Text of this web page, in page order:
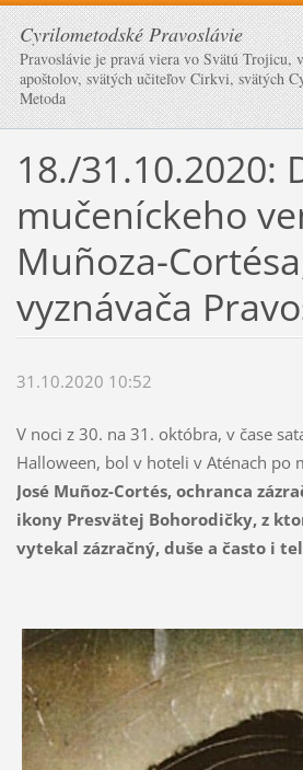
Cyrilometodské Pravoslávie
Pravoslávie je pravá viera vo Svätú Trojicu,
apoštolov, svätých učiteľov Cirkvi, svätých
Metoda
18./31.10.2020:
mučeníckeho
Muñoza-
vyznávača
31.10.2020 10:52
V noci z 30. na 31. októbra, v čase
Halloween, bol v hoteli v Aténach po
José Muñoz-Cortés, ochranca
ikony Presvätej Bohorodičky, z
vytekal zázračný, duše a často i